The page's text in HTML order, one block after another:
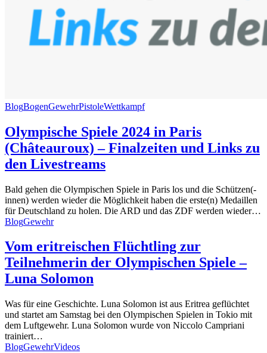
BlogBogenGewehrPistoleWettkampf
Olympische Spiele 2024 in Paris
(Châteauroux) – Finalzeiten und Links zu
den Livestreams
Bald gehen die Olympischen Spiele in Paris los und die Schützen(-
innen) werden wieder die Möglichkeit haben die erste(n) Medaillen
für Deutschland zu holen. Die ARD und das ZDF werden wieder…
BlogGewehr
Vom eritreischen Flüchtling zur
Teilnehmerin der Olympischen Spiele –
Luna Solomon
Was für eine Geschichte. Luna Solomon ist aus Eritrea geflüchtet
und startet am Samstag bei den Olympischen Spielen in Tokio mit
dem Luftgewehr. Luna Solomon wurde von Niccolo Campriani
trainiert…
BlogGewehrVideos